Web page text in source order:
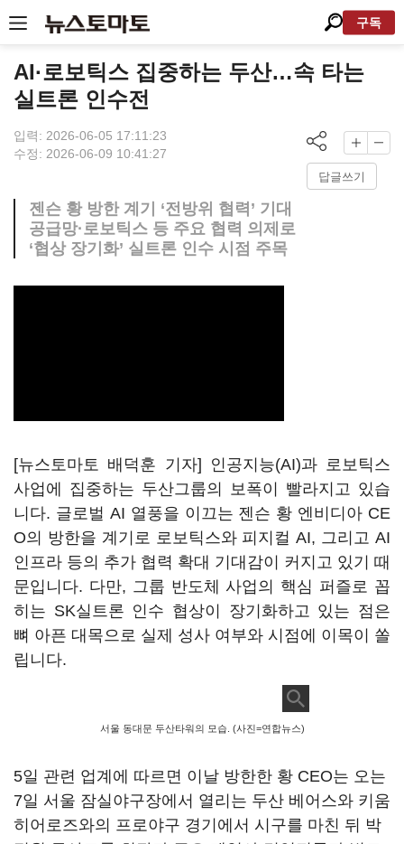
구독
AI·로보틱스 집중하는 두산…속 타는
실트론 인수전
입력: 2026-06-05 17:11:23
수정: 2026-06-09 10:41:27
답글쓰기
젠슨 황 방한 계기 ‘전방위 협력’ 기대
공급망·로보틱스 등 주요 협력 의제로
‘협상 장기화’ 실트론 인수 시점 주목
[뉴스토마토 배덕훈 기자] 인공지능(AI)과 로보틱스
사업에 집중하는 두산그룹의 보폭이 빨라지고 있습
니다. 글로벌 AI 열풍을 이끄는 젠슨 황 엔비디아 CE
O의 방한을 계기로 로보틱스와 피지컬AI, 그리고AI
인프라 등의 추가 협력 확대 기대감이 커지고 있기 때
문입니다. 다만, 그룹 반도체 사업의 핵심 퍼즐로 꼽
히는 SK실트론 인수 협상이 장기화하고 있는 점은
뼈 아픈 대목으로 실제 성사 여부와 시점에 이목이 쏠
립니다.
서울 동대문 두산타워의 모습. (사진=연합뉴스)
5일 관련 업계에 따르면 이날 방한한 황 CEO는 오는
7일 서울 잠실야구장에서 열리는 두산 베어스와 키움
히어로즈와의 프로야구 경기에서 시구를 마친 뒤 박